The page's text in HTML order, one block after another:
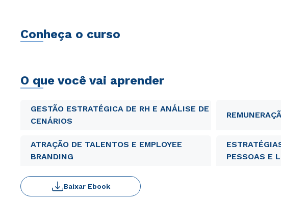
Conheça o curso
O que você vai aprender
GESTÃO ESTRATÉGICA DE RH E ANÁLISE DE
CENÁRIOS
ATRAÇÃO DE TALENTOS E EMPLOYEE
BRANDING
PESSOAS E
Baixar Ebook